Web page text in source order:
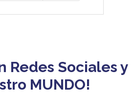
Redes Sociales y
MUNDO!